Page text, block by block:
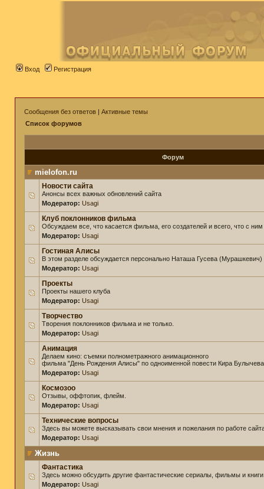
Вход Регистрация
Сообщения без ответов | Активные темы
Список форумов
Форум
mielofon.ru
Новости сайта
Анонсы всех важных обновлений сайта
Модератор: Usagi
Клуб поклонников фильма
Обсуждаем все, что касается фильма, его создателей и всего, что с ним
Модератор: Usagi
Гостиная Алисы
В этом разделе обсуждается персонально Наташа Гусева (Мурашкевич)
Модератор: Usagi
Проекты
Проекты нашего клуба
Модератор: Usagi
Творчество
Творения поклонников фильма и не только.
Модератор: Usagi
Анимация
Делаем кино: съемки полнометражного анимационного
фильма "День Рождения Алисы" по одноименной повести Кира
Модератор: Usagi
Космозоо
Отзывы, оффтопик, флейм.
Модератор: Usagi
Технические вопросы
Здесь вы можете высказывать свои мнения и пожелания по работе
Модератор: Usagi
Жизнь
Фантастика
Здесь можно обсудить другие фантастические сериалы, фильмы и
Модератор: Usagi